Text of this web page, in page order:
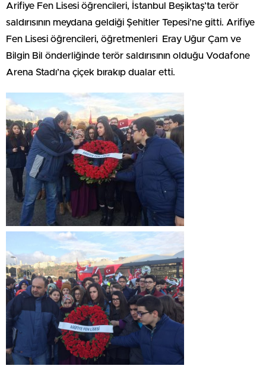
Arifiye Fen Lisesi öğrencileri, İstanbul Beşiktaş’ta terör
saldırısının meydana geldiği Şehitler Tepesi’ne gitti. Arifiye
Fen Lisesi öğrencileri, öğretmenleri Eray Uğur Çam ve
Bilgin Bil önderliğinde terör saldırısının olduğu Vodafone
Arena Stadı’na çiçek bırakıp dualar etti.